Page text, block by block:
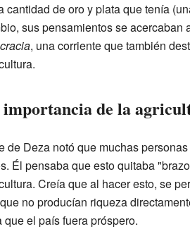
cantidad de oro y plata que tenía
sus pensamientos se acercaban
, una corriente que también
de la
de Deza notó que muchas
Él pensaba que esto quitaba
Creía que al hacer esto, se
no producían riqueza
el país fuera próspero.